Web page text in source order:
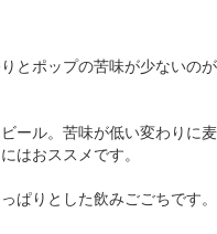
とポップの苦味が少ないのが
ール。苦味が低い変わりに麦
はおススメです。
ぱりとした飲みごごちです。